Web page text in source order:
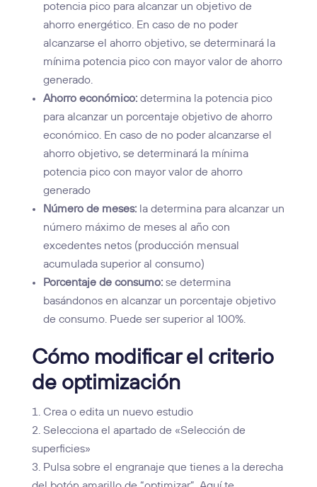
potencia pico para alcanzar un objetivo de
ahorro energético. En caso de no poder
alcanzarse el ahorro objetivo, se determinará la
mínima potencia pico con mayor valor de ahorro
generado.
Ahorro económico:determina la potencia pico
para alcanzar un porcentaje objetivo de ahorro
económico. En caso de no poder alcanzarse el
ahorro objetivo, se determinará la mínima
potencia pico con mayor valor de ahorro
generado
Número de meses:la determina para alcanzar un
número máximo de meses al año con
excedentes netos (producción mensual
acumulada superior al consumo)
Porcentaje de consumo:se determina
basándonos en alcanzar un porcentaje objetivo
de consumo. Puede ser superior al 100%.
Cómo modificar el criterio
de optimización
Crea o edita un nuevo estudio
Selecciona el apartado de «Selección de
superficies»
Pulsa sobre el engranaje que tienes a la derecha